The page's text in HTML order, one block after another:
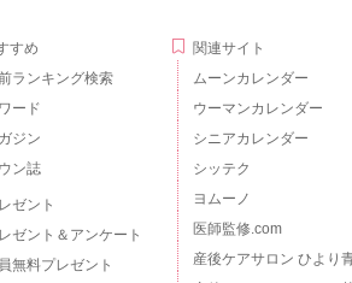
すめ
ランキング検索
ード
ジン
ン誌
ゼント
ゼント＆アンケート
無料プレゼント
関連サイト
ムーンカレンダー
ウーマンカレンダー
シニアカレンダー
シッテク
ヨムーノ
医師監修.com
産後ケアサロン ひより